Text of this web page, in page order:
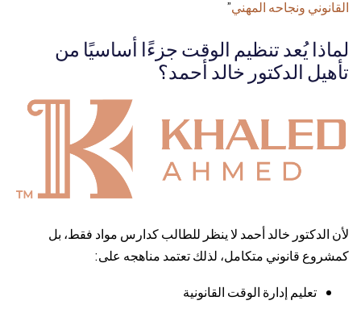
القانوني ونجاحه المهني ”
لماذا يُعد تنظيم الوقت جزءًا أساسيًا من
تأهيل الدكتور خالد أحمد؟
لأن الدكتور خالد أحمد لا ينظر للطالب كدارس مواد فقط، بل
كمشروع قانوني متكامل، لذلك تعتمد مناهجه على:
تعليم إدارة الوقت القانونية